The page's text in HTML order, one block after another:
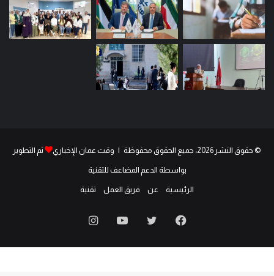
© حقوق النشر 2026، جميع الحقوق محفوظة | وقت عمان الإخباري تم التطوير
بواسطة الدعم المضاعف للتقنية
الرئيسية عن فريق العمل تقنية